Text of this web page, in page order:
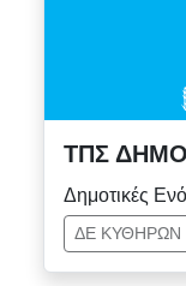
ΤΠΣ
Δημοτικές
ΔΕ ΚΥΘΗΡΩΝ